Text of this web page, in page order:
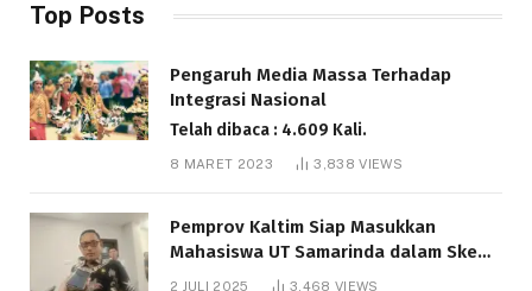
Top Posts
Pengaruh Media Massa Terhadap
Integrasi Nasional
Telah dibaca : 4.609 Kali.
8 MARET 2023 3,838VIEWS
Pemprov Kaltim Siap Masukkan
Mahasiswa UT Samarinda dalam Skema
Bantuan Pendidikan Gratispol
2 JULI 2025 3,468 VIEWS